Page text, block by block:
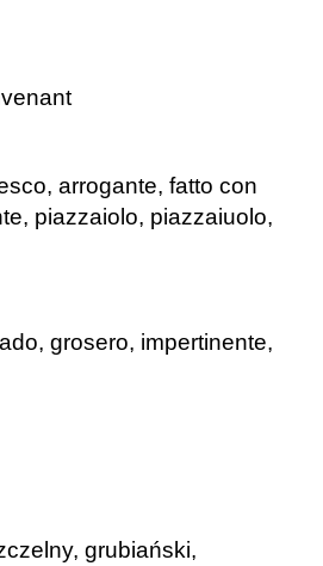
arrogante, fatto con
piazzaiolo, piazzaiuolo,
grosero, impertinente,
grubiański,